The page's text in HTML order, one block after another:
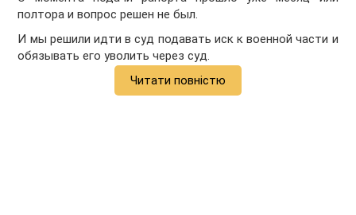
полтора и вопрос решен не был.
И мы решили идти в суд подавать иск к военной части и
обязывать его уволить через суд.
Читати повністю